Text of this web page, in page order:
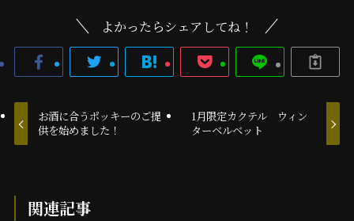
よかったらシェアしてね！
お酒に合うポッキーのご提
供を始めました！
1月限定カクテル ウィン
ターベルベット
関連記事